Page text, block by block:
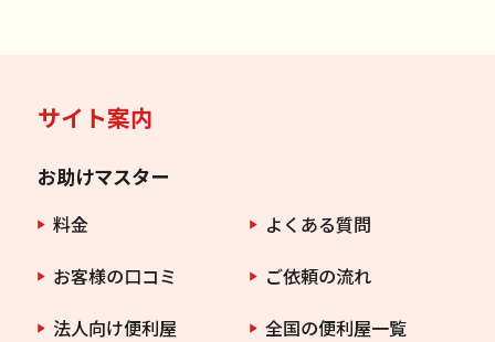
サイト案内
お助けマスター
料金
よくある質問
お客様の口コミ
ご依頼の流れ
法人向け便利屋
全国の便利屋一覧